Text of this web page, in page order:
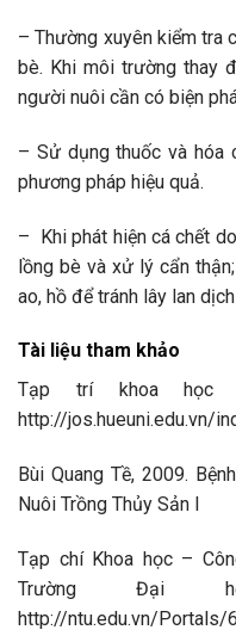
– Thường xuyên kiểm tra
bè. Khi môi trường thay
người nuôi cần có biện
– Sử dụng thuốc và hóa
phương pháp hiệu quả.
– Khi phát hiện cá chết
lồng bè và xử lý cẩn
ao, hồ để tránh lây lan
Tài liệu tham khảo
Tạp trí khoa học
http://jos.hueuni.edu.vn/
Bùi Quang Tề, 2009.
Nuôi Trồng Thủy Sản I
Tạp chí Khoa học –
Trường Đại
http://ntu.edu.vn/Portals/